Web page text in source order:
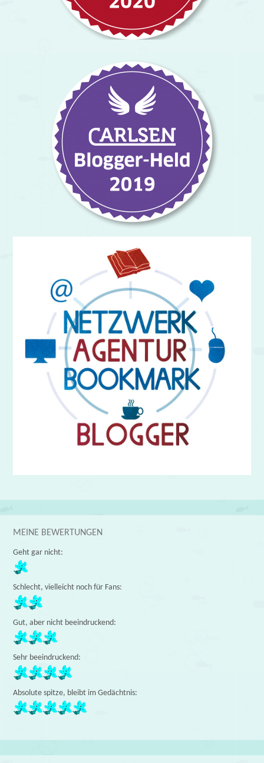
MEINE BEWERTUNGEN
Geht gar nicht:
Schlecht, vielleicht noch für Fans:
Gut, aber nicht beeindruckend:
Sehr beeindruckend:
Absolute spitze, bleibt im Gedächtnis: